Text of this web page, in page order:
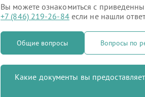
Вы можете ознакомиться с
+7 (846) 219-26-84если не нашли
Общие вопросы Вопросы по
Какие документы вы